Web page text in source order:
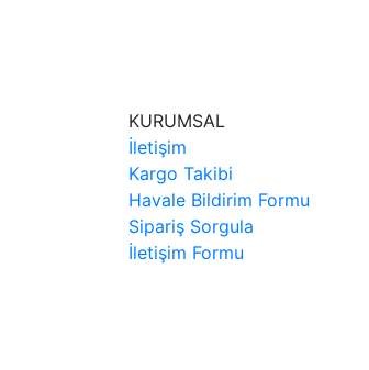
KURUMSAL
İletişim
Kargo Takibi
Havale Bildirim Formu
Sipariş Sorgula
İletişim Formu